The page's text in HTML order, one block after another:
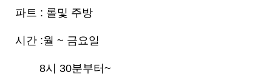
파트 : 롤및 주방
시간 :월 ~ 금요일
8시 30분부터~